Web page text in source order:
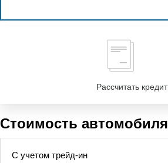
Рассчитать кредит
Стоимость автомобиля
С учетом трейд-ин